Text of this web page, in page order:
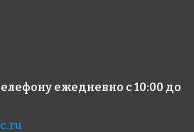
IA 49
ежедневно с 10:00 до